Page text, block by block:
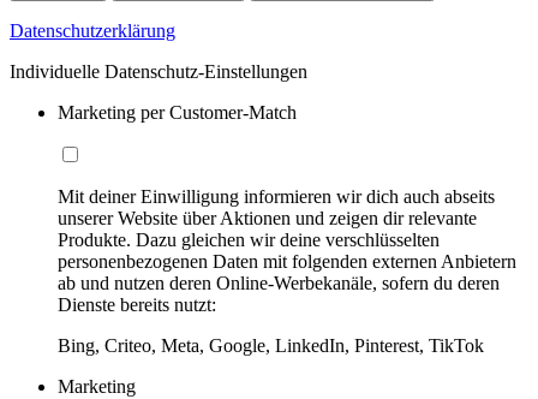
Datenschutzerklärung
Individuelle Datenschutz-Einstellungen
Marketing per Customer-Match
Mit deiner Einwilligung informieren wir dich auch abseits
unserer Website über Aktionen und zeigen dir relevante
Produkte. Dazu gleichen wir deine verschlüsselten
personenbezogenen Daten mit folgenden externen Anbietern
ab und nutzen deren Online-Werbekanäle, sofern du deren
Dienste bereits nutzt:
Bing, Criteo, Meta, Google, LinkedIn, Pinterest, TikTok
Marketing